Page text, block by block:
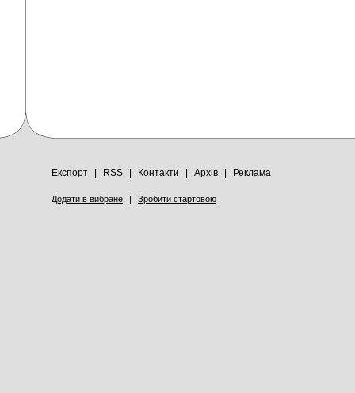
Експорт RSS Контакти Архів Реклама
Додати в вибране | Зробити стартовою